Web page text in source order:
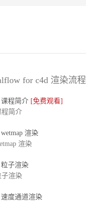
for c4d 渲染流程
课程简介 [免费观看]
简介
wetmap 渲染
渲染
粒子渲染
渲染
速度通道渲染